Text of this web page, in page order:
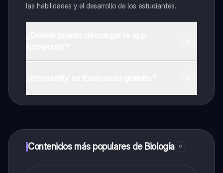
las habilidades y el desarrollo de los estudiantes.
a determinadas funciones.
Contenidos más populares de Biología 9